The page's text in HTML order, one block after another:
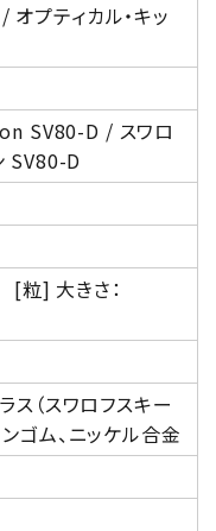
プティカル・キッ
SV80-D / スワロ
SV80-D
粒] 大きさ：
ス（スワロフスキー
ム、ニッケル合金